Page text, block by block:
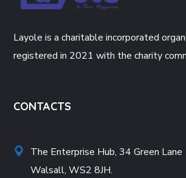
Layole is a charitable incorporated
registered in 2021 with the charity
CONTACTS
The Enterprise Hub, 34 Green Lane
Walsall, WS2 8JH.